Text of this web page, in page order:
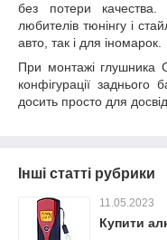
без потери
любителів тюнінгу і
авто, так і для іномарок.
При монтажі глушника
конфігурації
досить просто для
Інші статті рубрики
11.05.2023
Купити